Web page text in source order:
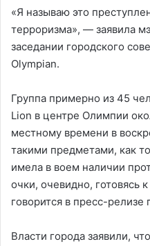
«Я называю это
терроризма», — заявила
заседании городского
Olympian.
Группа примерно из 45
Lion в центре Олимпии
местному времени в
такими предметами, как
имела в воем наличии
очки, очевидно, готовясь
говорится в пресс-релизе
Власти города заявили,